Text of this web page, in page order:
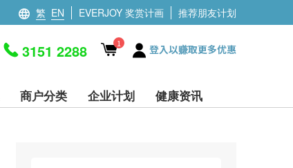
繁 EN EVERJOY 奖赏计画 推荐朋友计划
3151 2288 1 登入以赚取更多优惠
商户分类 企业计划 健康资讯